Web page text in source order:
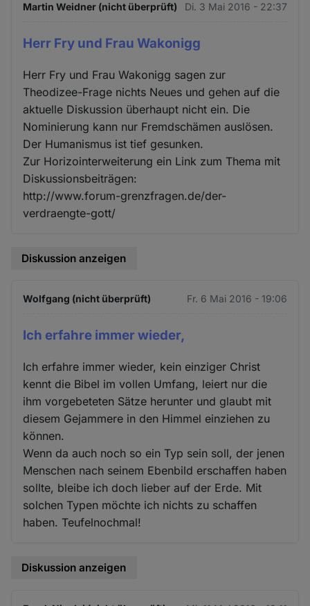
Martin Weidner (nicht überprüft) Di. 3 Mai 2016 - 22:37
Herr Fry und Frau Wakonigg
Herr Fry und Frau Wakonigg sagen zur
Theodizee-Frage nichts Neues und gehen auf die
aktuelle Diskussion überhaupt nicht ein. Die
Nominierung kann nur Fremdschämen auslösen.
Der Humanismus ist tief gesunken.
Zur Horizointerweiterung ein Link zum Thema mit
Diskussionsbeiträgen:
http://www.forum-grenzfragen.de/der-
verdraengte-gott/
Diskussion anzeigen
Wolfgang (nicht überprüft) Fr. 6 Mai 2016 - 19:06
Ich erfahre immer wieder,
Ich erfahre immer wieder, kein einziger Christ
kennt die Bibel im vollen Umfang, leiert nur die
ihm vorgebeteten Sätze herunter und glaubt mit
diesem Gejammere in den Himmel einziehen zu
können.
Wenn da auch noch so ein Typ sein soll, der jenen
Menschen nach seinem Ebenbild erschaffen haben
sollte, bleibe ich doch lieber auf der Erde. Mit
solchen Typen möchte ich nichts zu schaffen
haben. Teufelnochmal!
Diskussion anzeigen